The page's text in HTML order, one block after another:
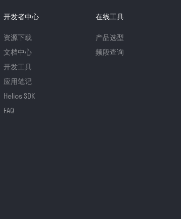
开发者中心
资源下载
文档中心
开发工具
应用笔记
Helios SDK
FAQ
在线工具
产品选型
频段查询